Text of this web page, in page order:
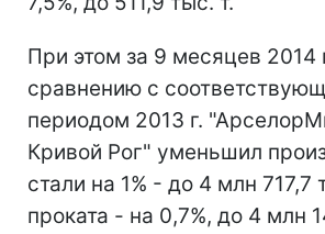
При этом за 9 месяцев 2014
сравнению с
периодом 2013 г.
Кривой Рог" уменьшил
стали на 1% - до 4 млн 717,7
проката - на 0,7%, до 4 млн